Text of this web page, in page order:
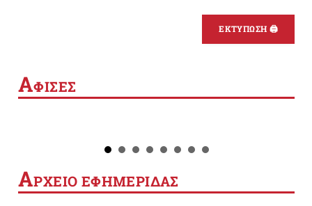
ΕΚΤΥΠΩΣΗ 🖨
ΑΦΙΣΕΣ
ΑΡΧΕΙΟ ΕΦΗΜΕΡΙΔΑΣ